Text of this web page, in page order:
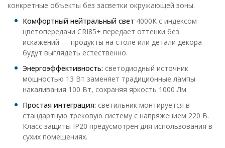
конкретные объекты без засветки окружающей зоны.
Комфортный нейтральный свет 4000К с индексом
цветопередачи CRI85+ передает оттенки без
искажений — продукты на столе или детали декора
будут выглядеть естественно.
Энергоэффективность: светодиодный источник
мощностью 13 Вт заменяет традиционные лампы
накаливания 100 Вт, сохраняя яркость 1000 Лм.
Простая интеграция: светильник монтируется в
стандартную трековую систему с напряжением 220 В.
Класс защиты IP20 предусмотрен для использования в
сухих помещениях.